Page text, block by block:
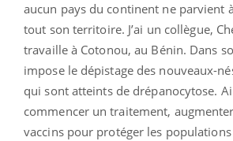
aucun pays du continent ne parvient
tout son territoire. J’ai un collègue,
travaille à Cotonou, au Bénin. Dans
impose le dépistage des nouveaux-
qui sont atteints de drépanocytose.
commencer un traitement,
vaccins pour protéger les